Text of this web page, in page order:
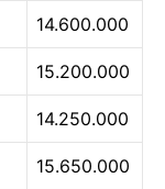
14.600.000
15.200.000
14.250.000
15.650.000